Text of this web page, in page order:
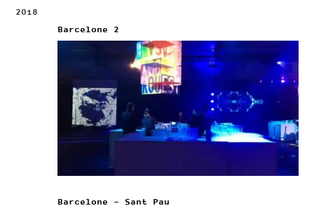
2018
Barcelone 2
Barcelone – Sant Pau